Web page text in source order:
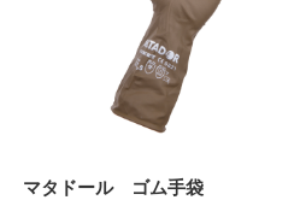
マタドール ゴム手袋